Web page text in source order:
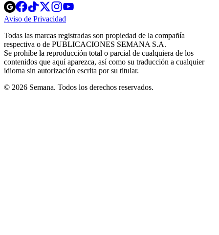
Opens
in
new
Opens
in
new
Opens
in
new
window
Opens
new
windowwindow
Aviso de Privacidad
new
window
Todas las marcas registradas son propiedad de la compañía
respectiva o de PUBLICACIONES SEMANA S.A.
Se prohíbe la reproducción total o parcial de cualquiera de los
contenidos que aquí aparezca, así como su traducción a cualquier
idioma sin autorización escrita por su titular.
© 2026 Semana. Todos los derechos reservados.